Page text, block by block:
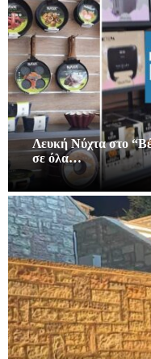
Λευκή Νύχτα στο
σε όλα…